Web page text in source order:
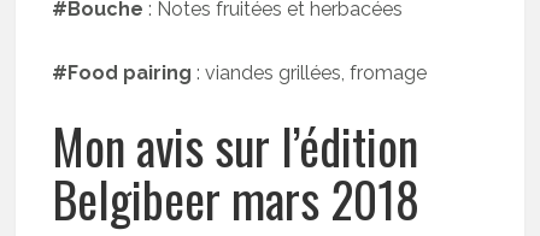
#Bouche : Notes fruitées et herbacées
#Food pairing : viandes grillées, fromage
Mon avis sur l’édition
Belgibeer mars 2018